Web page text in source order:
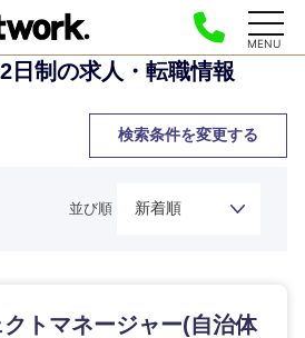
MENU
日制の求人・転職情報
検索条件を変更する
並び順
トマネージャー(自治体